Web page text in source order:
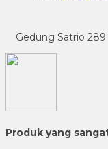
Gedung Satrio
Produk yang